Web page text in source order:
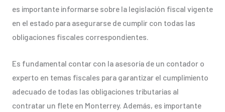
es importante informarse sobre la legislación fiscal vigente
en el estado para asegurarse de cumplir con todas las
obligaciones fiscales correspondientes.
Es fundamental contar con la asesoría de un contador o
experto en temas fiscales para garantizar el cumplimiento
adecuado de todas las obligaciones tributarias al
contratar un flete en Monterrey. Además, es importante